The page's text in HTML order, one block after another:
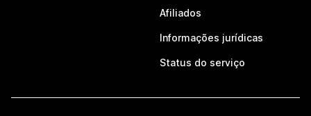
Afiliados
Informações jurídicas
Status do serviço